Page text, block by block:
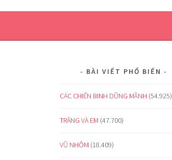
BÀI VIẾT PHỔ BIẾN
CÁC CHIẾN BINH DŨNG MÃNH (54.925)
TRĂNG VÀ EM (47.700)
VŨ NHÔM (18.409)